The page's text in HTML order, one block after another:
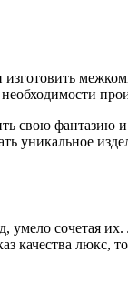
свою фантазию
уникальное
умело сочетая
люкс,